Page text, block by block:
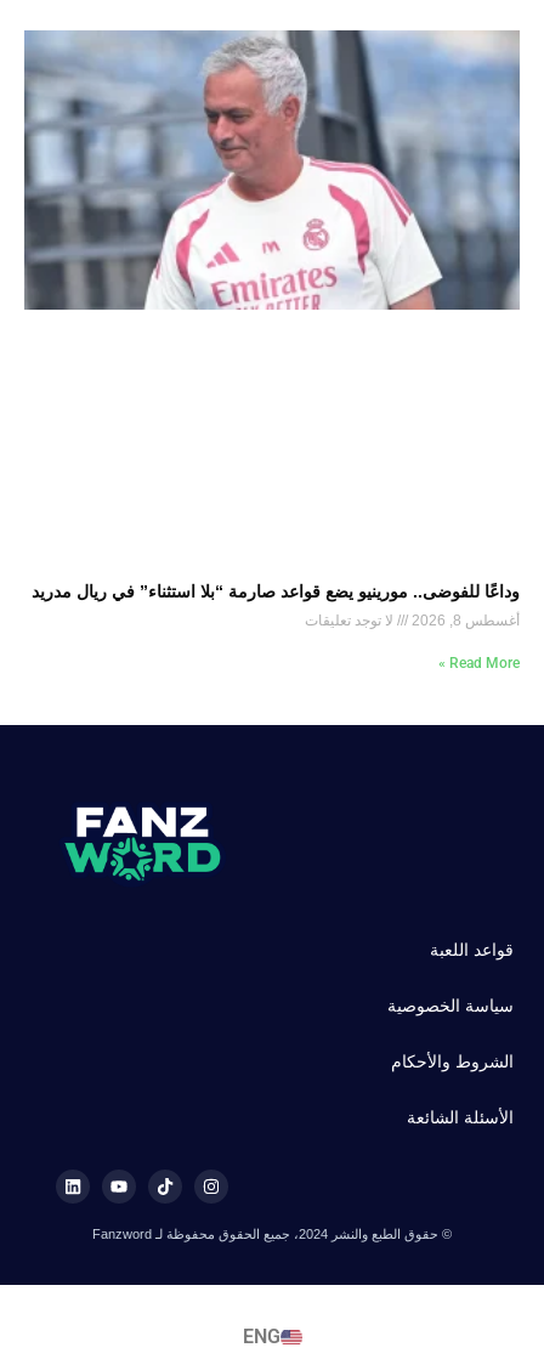
وداعًا للفوضى.. مورينيو يضع قواعد صارمة “بلا استثناء” في ريال مدريد
أغسطس 8, 2026 لا توجد تعليقات
Read More »
قواعد اللعبة
سياسة الخصوصية
الشروط والأحكام
الأسئلة الشائعة
© حقوق الطبع والنشر 2024، جميع الحقوق محفوظة لـ Fanzword
ENG